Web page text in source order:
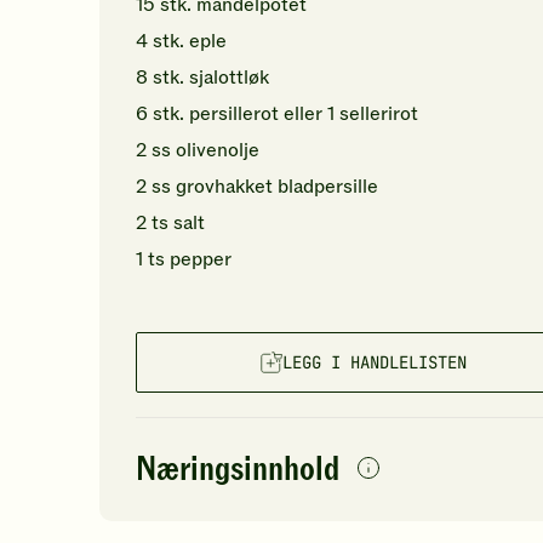
4stk. eple
8 stk. sjalottløk
6 stk. persilleroteller 1 sellerirot
2ss olivenolje
2ss grovhakket bladpersille
2ts salt
1 ts pepper
LEGG I HANDLELISTEN
Næringsinnhold